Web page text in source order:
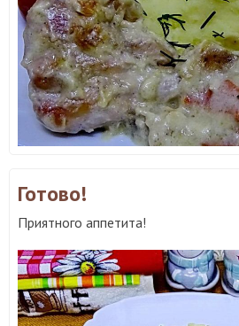
Готово!
Приятного аппетита!